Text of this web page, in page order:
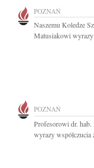
POZNAŃ
Naszemu Koledze
Matusiakowi wyrazy
POZNAŃ
Profesorowi dr.
wyrazy